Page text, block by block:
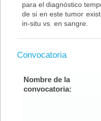
para el diagnóstico
de si en este tumor
in-situ vs. en sangre.
Convocatoria
Nombre de la
convocatoria: